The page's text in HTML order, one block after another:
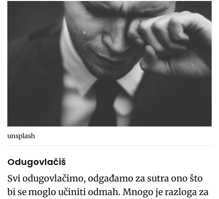
unsplash
Odugovlačiš
Svi odugovlačimo, odgađamo za sutra ono što
bi se moglo učiniti odmah. Mnogo je razloga za